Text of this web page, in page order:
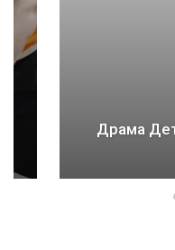
Драма